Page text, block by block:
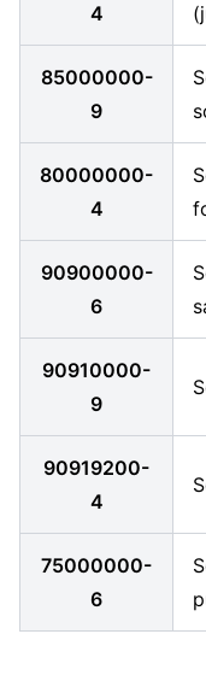
4
85000000-
9
80000000-
4
90900000-
6
90910000-
9
90919200-
4
75000000-
6